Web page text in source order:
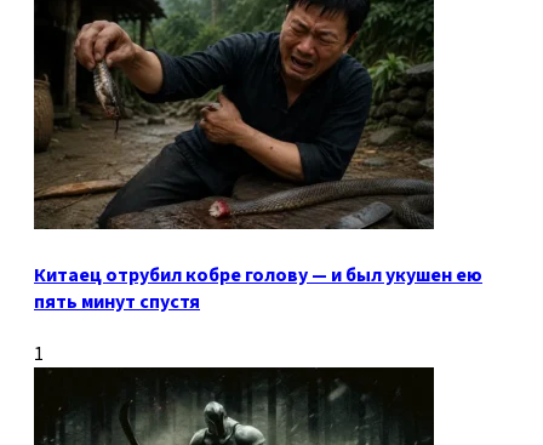
Китаец отрубил кобре голову — и был укушен ею
пять минут спустя
1